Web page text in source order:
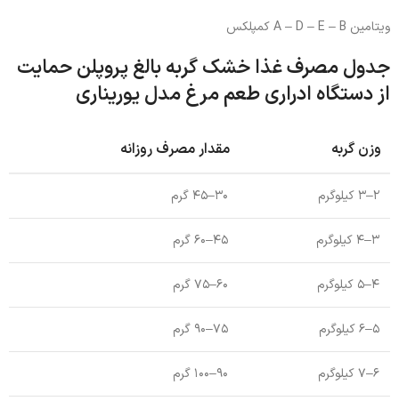
ویتامین A – D – E – B کمپلکس
جدول مصرف غذا خشک گربه بالغ پروپلن حمایت
از دستگاه ادراری طعم مرغ مدل یوریناری
وزن گربه مقدار مصرف روزانه
۲–۳ کیلوگرم ۳۰–۴۵ گرم
۳–۴ کیلوگرم ۴۵–۶۰ گرم
۴–۵ کیلوگرم ۶۰–۷۵ گرم
۵–۶ کیلوگرم ۷۵–۹۰ گرم
۶–۷ کیلوگرم ۹۰–۱۰۰ گرم